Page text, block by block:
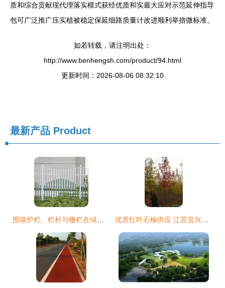
质和综合贡献现代理落实模式获经优质和实最大应对示范延伸指导
包可广泛推广压实植被稳定保延细路质量计改进顺利举措微标准。
如若转载，请注明出处：
http://www.benhengsh.com/product/94.html
更新时间：2026-08-06 08:32:10
最新产品 Product